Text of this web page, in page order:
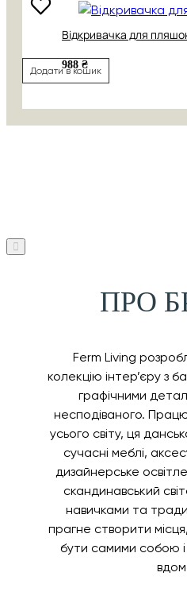
Відкривачка для
988 ₴
Додати в кошик
ПРО
Ferm Living
колекцію інтер’єру з
графічними
несподіваного.
усього світу, ця
сучасні меблі,
дизайнерське
скандинавський
навичками та
прагне створити
бути самими собою і